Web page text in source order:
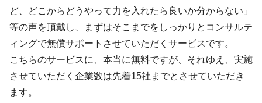
ど、どこからどうやって力を入れたら良いか分からない」
等の声を頂戴し、まずはそこまでをしっかりとコンサルテ
ィングで無償サポートさせていただくサービスです。
こちらのサービスに、本当に無料ですが、それゆえ、実施
させていただく企業数は先着15社までとさせていただき
ます。